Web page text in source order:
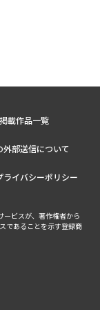
掲載作品一覧
外部送信について
ライバシーポリシー
ービスが、著作権者から
であることを示す登録商